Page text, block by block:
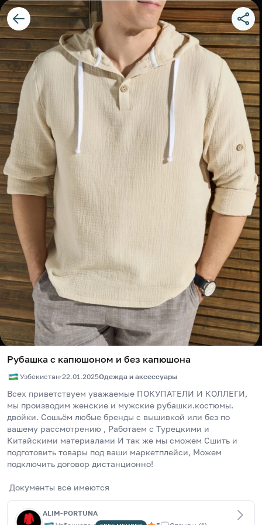
Рубашка с капюшоном и без капюшона
Узбекистан·22.01.2025Одежда и аксессуары
Всех приветствуем уважаемые ПОКУПАТЕЛИ И КОЛЛЕГИ,
мы производим женские и мужские рубашки.костюмы.
двойки. Сошьём любые бренды с вышивкой или без по
вашему рассмотрению , Работаем с Турецкими и
Китайскими материалами И так же мы сможем Сшить и
подготовить товары под ваши маркетплейси, Можем
подключить договор дистанционно!
Документы все имеются
ALIM-PORTUNA